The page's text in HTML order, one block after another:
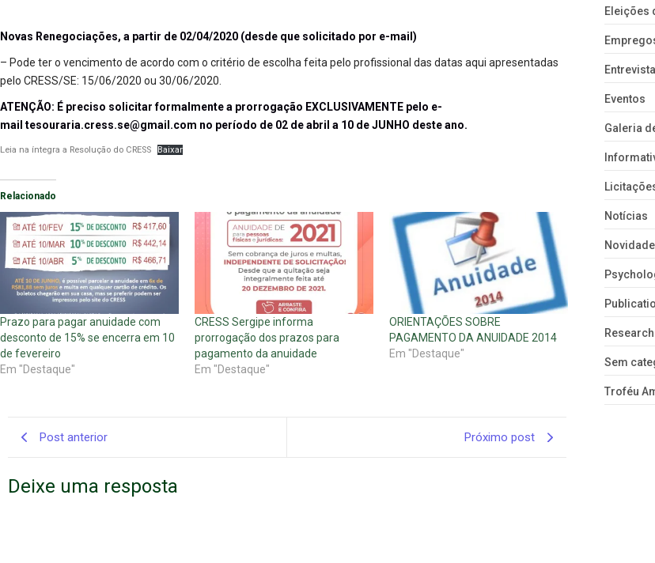
Novas Renegociações, a partir de 02/04/2020 (desde que solicitado por e-mail)
– Pode ter o vencimento de acordo com o critério de escolha feita pelo profissional das datas aqui apresentadas
pelo CRESS/SE: 15/06/2020 ou 30/06/2020.
ATENÇÃO: É preciso solicitar formalmente a prorrogação EXCLUSIVAMENTE pelo e-
mail tesouraria.cress.se@gmail.com no período de 02 de abril a 10 de JUNHO deste ano.
Leia na íntegra a Resolução do CRESS Baixar
Relacionado
Prazo para pagar anuidade com
desconto de 15% se encerra em 10
de fevereiro
Em "Destaque"
CRESS Sergipe informa
prorrogação dos prazos para
pagamento da anuidade
Em "Destaque"
ORIENTAÇÕES SOBRE
PAGAMENTO DA ANUIDADE 2014
Em "Destaque"
Eleições
Eventos
Galeria
Notícias
Research
Sem
Troféu
Post anterior Próximo post
Deixe uma resposta